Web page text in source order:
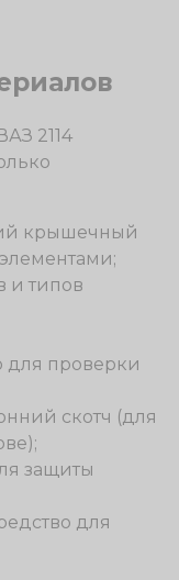
2114
крышечный
и типов
для проверки
скотч (для
защиты
для